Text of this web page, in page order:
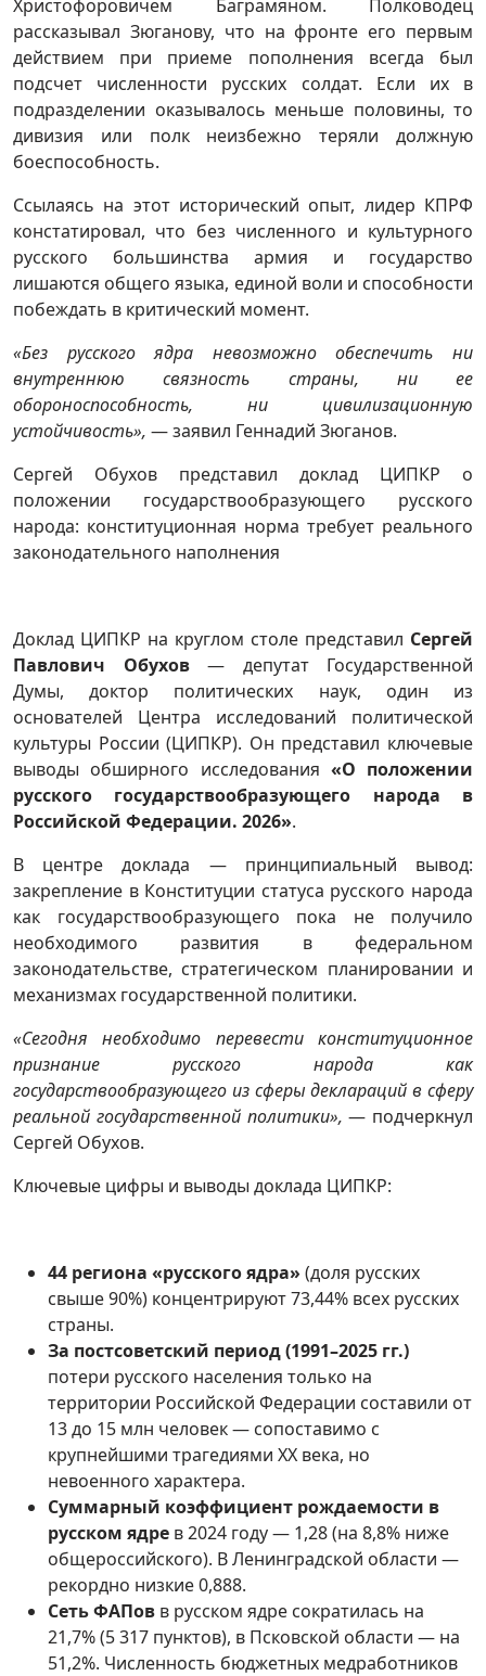
Христофоровичем Баграмяном. Полководец
рассказывал Зюганову, что на фронте его первым
действием при приеме пополнения всегда был
подсчет численности русских солдат. Если их в
подразделении оказывалось меньше половины, то
дивизия или полк неизбежно теряли должную
боеспособность.
Ссылаясь на этот исторический опыт, лидер КПРФ
констатировал, что без численного и культурного
русского большинства армия и государство
лишаются общего языка, единой воли и способности
побеждать в критический момент.
«Без русского ядра невозможно обеспечить ни
внутреннюю связность страны, ни ее
обороноспособность, ни цивилизационную
устойчивость», — заявил Геннадий Зюганов.
Сергей Обухов представил доклад ЦИПКР о
положении государствообразующего русского
народа: конституционная норма требует реального
законодательного наполнения
Доклад ЦИПКР на круглом столе представил Сергей
Павлович Обухов— депутат Государственной
Думы, доктор политических наук, один из
основателей Центра исследований политической
культуры России (ЦИПКР). Он представил ключевые
выводы обширного исследования «О положении
русского государствообразующего народа в
Российской Федерации. 2026».
В центре доклада — принципиальный вывод:
закрепление в Конституции статуса русского народа
как государствообразующего пока не получило
необходимого развития в федеральном
законодательстве, стратегическом планировании и
механизмах государственной политики.
«Сегодня необходимо перевести конституционное
признание русского народа как
государствообразующего из сферы деклараций в сферу
реальной государственной политики», — подчеркнул
Сергей Обухов.
Ключевые цифры и выводы доклада ЦИПКР:
44 региона «русского ядра» (доля русских
свыше 90%) концентрируют 73,44% всех русских
страны.
За постсоветский период (1991–2025 гг.)
потери русского населения только на
территории Российской Федерации составили от
13 до 15 млн человек — сопоставимо с
крупнейшими трагедиями XX века, но
невоенного характера.
Суммарный коэффициент рождаемости в
русском ядре в 2024 году — 1,28 (на 8,8% ниже
общероссийского). В Ленинградской области —
рекордно низкие 0,888.
Сеть ФАПов в русском ядре сократилась на
21,7% (5 317 пунктов), в Псковской области — на
51,2%. Численность бюджетных медработников